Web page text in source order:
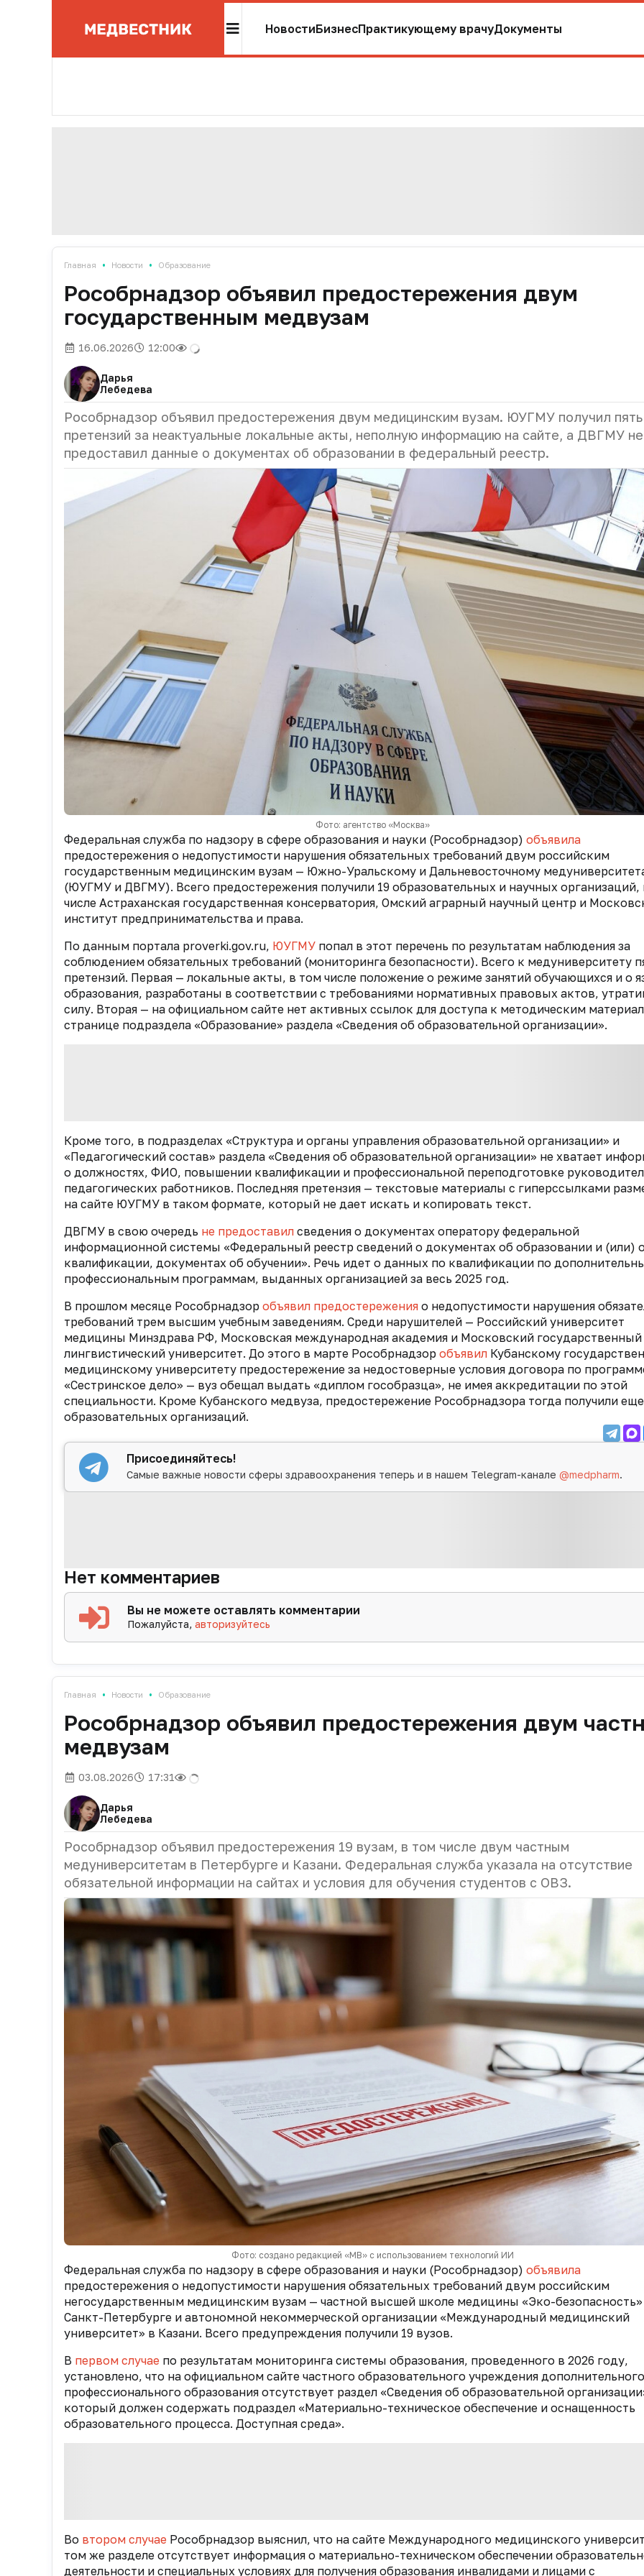
НовостиБизнесПрактикующему врачуДокументы
Главная • Новости • Образование
Рособрнадзор объявил предостережения двум
государственным медвузам
16.06.2026 12:00
Дарья
Лебедева
Рособрнадзор объявил предостережения двум медицинским вузам. ЮУГМУ получил пять
претензий за неактуальные локальные акты, неполную информацию на сайте, а ДВГМУ не
предоставил данные о документах об образовании в федеральный реестр.
Фото: агентство «Москва»
Федеральная служба по надзору в сфере образования и науки (Рособрнадзор) объявила
предостережения о недопустимости нарушения обязательных требований двум российским
государственным медицинским вузам — Южно-Уральскому и Дальневосточному
(ЮУГМУ и ДВГМУ). Всего предостережения получили 19 образовательных и научных организаций,
числе Астраханская государственная консерватория, Омский аграрный научный центр и
институт предпринимательства и права.
По данным портала proverki.gov.ru, ЮУГМУ попал в этот перечень по результатам наблюдения за
соблюдением обязательных требований (мониторинга безопасности). Всего к медуниверситету
претензий. Первая — локальные акты, в том числе положение о режиме занятий обучающихся и о
образования, разработаны в соответствии с требованиями нормативных правовых актов,
силу. Вторая — на официальном сайте нет активных ссылок для доступа к методическим
странице подраздела «Образование» раздела «Сведения об образовательной организации».
Кроме того, в подразделах «Структура и органы управления образовательной организации» и
«Педагогический состав» раздела «Сведения об образовательной организации» не хватает
о должностях, ФИО, повышении квалификации и профессиональной переподготовке
педагогических работников. Последняя претензия — текстовые материалы с гиперссылками
на сайте ЮУГМУ в таком формате, который не дает искать и копировать текст.
ДВГМУ в свою очередь не предоставил сведения о документах оператору федеральной
информационной системы «Федеральный реестр сведений о документах об образовании и (или)
квалификации, документах об обучении». Речь идет о данных по квалификации по
профессиональным программам, выданных организацией за весь 2025 год.
В прошлом месяце Рособрнадзор объявил предостережения о недопустимости нарушения
требований трем высшим учебным заведениям. Среди нарушителей — Российский университет
медицины Минздрава РФ, Московская международная академия и Московский государственный
лингвистический университет. До этого в марте Рособрнадзор объявил Кубанскому
медицинскому университету предостережение за недостоверные условия договора по
«Сестринское дело» — вуз обещал выдать «диплом гособразца», не имея аккредитации по этой
специальности. Кроме Кубанского медвуза, предостережение Рособрнадзора тогда получили
образовательных организаций.
Присоединяйтесь!
Самые важные новости сферы здравоохранения теперь и в нашем Telegram-канале@medpharm.
Нет комментариев
Вы не можете оставлять комментарии
Пожалуйста,авторизуйтесь
Главная • Новости • Образование
Рособрнадзор объявил предостережения двум
медвузам
03.08.2026 17:31
Дарья
Лебедева
Рособрнадзор объявил предостережения 19 вузам, в том числе двум частным
медуниверситетам в Петербурге и Казани. Федеральная служба указала на отсутствие
обязательной информации на сайтах и условия для обучения студентов с ОВЗ.
Фото: создано редакцией «МВ» с использованием технологий ИИ
Федеральная служба по надзору в сфере образования и науки (Рособрнадзор) объявила
предостережения о недопустимости нарушения обязательных требований двум российским
негосударственным медицинским вузам — частной высшей школе медицины «Эко-
Санкт-Петербурге и автономной некоммерческой организации «Международный медицинский
университет» в Казани. Всего предупреждения получили 19 вузов.
В первом случае по результатам мониторинга системы образования, проведенного в 2026 году,
установлено, что на официальном сайте частного образовательного учреждения дополнительного
профессионального образования отсутствует раздел «Сведения об образовательной
который должен содержать подраздел «Материально-техническое обеспечение и оснащенность
образовательного процесса. Доступная среда».
Во втором случае Рособрнадзор выяснил, что на сайте Международного медицинского
том же разделе отсутствует информация о материально-техническом обеспечении
деятельности и специальных условиях для получения образования инвалидами и лицами с